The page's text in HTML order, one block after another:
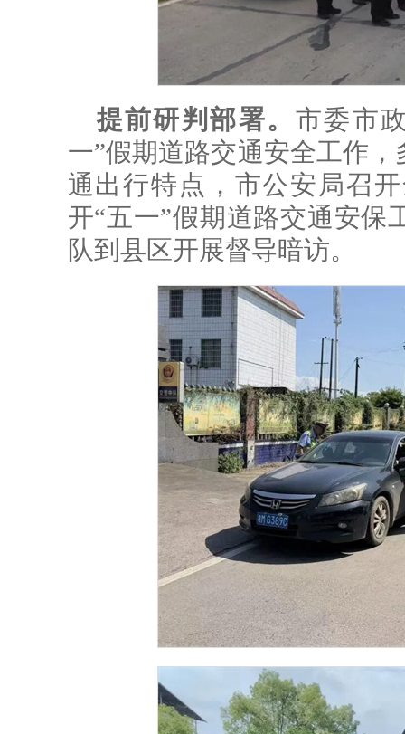
提前研判部署。 市委市
一”假期道路交通安全工作
通出行特点，市公安局召
开“五一”假期道路交通安保
队到县区开展督导暗访。